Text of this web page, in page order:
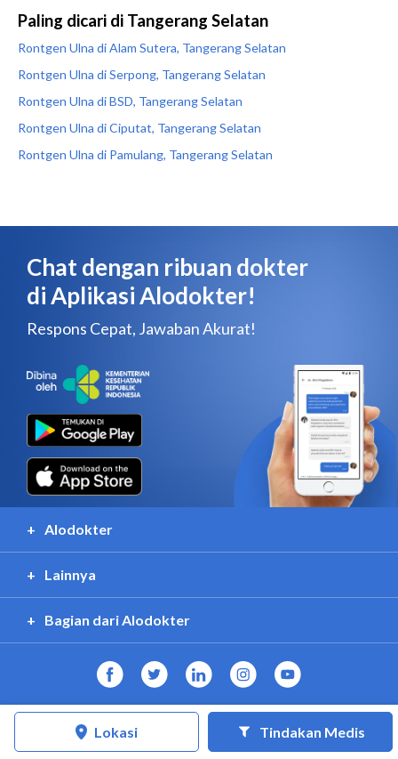
Paling dicari di Tangerang Selatan
Rontgen Ulna di Alam Sutera, Tangerang Selatan
Rontgen Ulna di Serpong, Tangerang Selatan
Rontgen Ulna di BSD, Tangerang Selatan
Rontgen Ulna di Ciputat, Tangerang Selatan
Rontgen Ulna di Pamulang, Tangerang Selatan